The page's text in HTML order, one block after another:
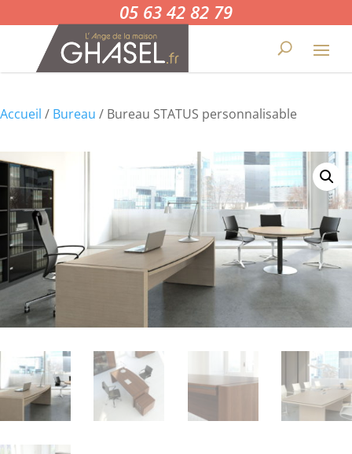
05 63 42 82 79
Accueil / Bureau / Bureau STATUS personnalisable